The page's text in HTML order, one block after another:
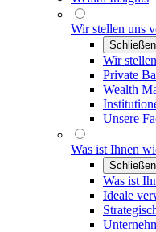
Wir stellen uns
Schließen
Wir
Private
Wealth
Unsere
Was ist Ihnen
Schließen
Was ist
Ideale